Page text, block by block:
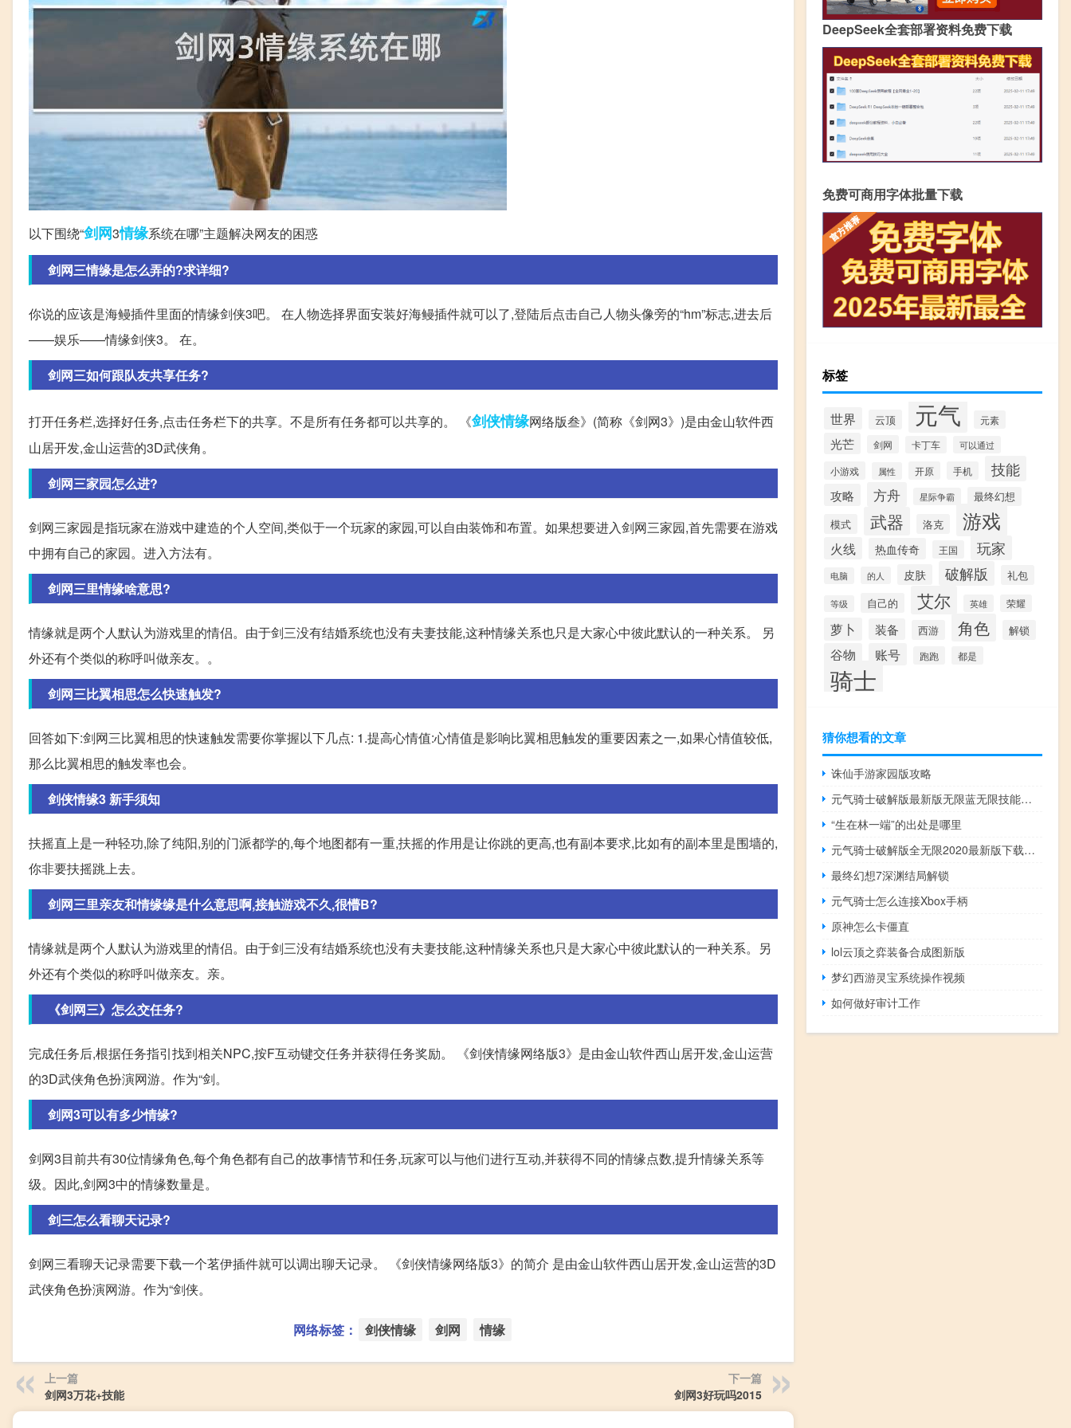
以下围绕“剑网3情缘系统在哪”主题解决网友的困惑
剑网三情缘是怎么弄的?求详细?
你说的应该是海鳗插件里面的情缘剑侠3吧。 在人物选择界面安装好海鳗插件就可以了,登陆后点击自己人物头像旁的“hm”标志,进去后
——娱乐——情缘剑侠3。 在。
剑网三如何跟队友共享任务?
打开任务栏,选择好任务,点击任务栏下的共享。不是所有任务都可以共享的。 《剑侠情缘网络版叁》(简称《剑网3》)是由金山软件西
山居开发,金山运营的3D武侠角。
剑网三家园怎么进?
剑网三家园是指玩家在游戏中建造的个人空间,类似于一个玩家的家园,可以自由装饰和布置。如果想要进入剑网三家园,首先需要在游戏
中拥有自己的家园。进入方法有。
剑网三里情缘啥意思?
情缘就是两个人默认为游戏里的情侣。由于剑三没有结婚系统也没有夫妻技能,这种情缘关系也只是大家心中彼此默认的一种关系。 另
外还有个类似的称呼叫做亲友。。
剑网三比翼相思怎么快速触发?
回答如下:剑网三比翼相思的快速触发需要你掌握以下几点: 1.提高心情值:心情值是影响比翼相思触发的重要因素之一,如果心情值较低,
那么比翼相思的触发率也会。
剑侠情缘3 新手须知
扶摇直上是一种轻功,除了纯阳,别的门派都学的,每个地图都有一重,扶摇的作用是让你跳的更高,也有副本要求,比如有的副本里是围墙的,
你非要扶摇跳上去。
剑网三里亲友和情缘缘是什么意思啊,接触游戏不久,很懵B?
情缘就是两个人默认为游戏里的情侣。由于剑三没有结婚系统也没有夫妻技能,这种情缘关系也只是大家心中彼此默认的一种关系。另
外还有个类似的称呼叫做亲友。亲。
《剑网三》怎么交任务?
完成任务后,根据任务指引找到相关NPC,按F互动键交任务并获得任务奖励。 《剑侠情缘网络版3》是由金山软件西山居开发,金山运营
的3D武侠角色扮演网游。作为“剑。
剑网3可以有多少情缘?
剑网3目前共有30位情缘角色,每个角色都有自己的故事情节和任务,玩家可以与他们进行互动,并获得不同的情缘点数,提升情缘关系等
级。因此,剑网3中的情缘数量是。
剑三怎么看聊天记录?
剑网三看聊天记录需要下载一个茗伊插件就可以调出聊天记录。 《剑侠情缘网络版3》的简介 是由金山软件西山居开发,金山运营的3D
武侠角色扮演网游。作为“剑侠。
网络标签： 剑侠情缘 剑网 情缘
上一篇
剑网3万花+技能
下一篇
剑网3好玩吗2015
DeepSeek全套部署资料免费下载
免费可商用字体批量下载
标签
世界 云顶 元气 元素
光芒 剑网 卡丁车 可以通过
小游戏 属性 开原 手机 技能
攻略 方舟 星际争霸 最终幻想
模式 武器 洛克 游戏
火线 热血传奇 王国 玩家
电脑 的人 皮肤 破解版 礼包
等级 自己的 艾尔 英雄 荣耀
萝卜 装备 西游 角色 解锁
谷物 账号 跑跑 都是
骑士
猜你想看的文章
诛仙手游家园版攻略
元气骑士破解版最新版无限蓝无限技能无限金币无限血量
“生在林一端”的出处是哪里
元气骑士破解版全无限2020最新版下载乐乐
最终幻想7深渊结局解锁
元气骑士怎么连接Xbox手柄
原神怎么卡僵直
lol云顶之弈装备合成图新版
梦幻西游灵宝系统操作视频
如何做好审计工作